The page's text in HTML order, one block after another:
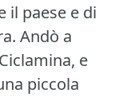
il paese e di
Andò a
e
piccola